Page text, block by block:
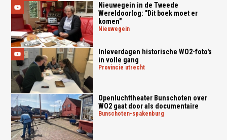
Nieuwegein in de Tweede
Wereldoorlog: "Dit boek moet er
komen"
nieuwegein
Inleverdagen historische WO2-foto's
in volle gang
provincie utrecht
Openluchttheater Bunschoten over
WO2 gaat door als documentaire
bunschoten-spakenburg